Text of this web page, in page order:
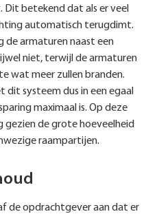
betekend dat als er veel
automatisch terugdimt.
de armaturen naast een
niet, terwijl de armaturen
wat meer zullen branden.
dit systeem dus in een egaal
maximaal is. Op deze
gezien de grote hoeveelheid
raampartijen.
de opdrachtgever aan dat er